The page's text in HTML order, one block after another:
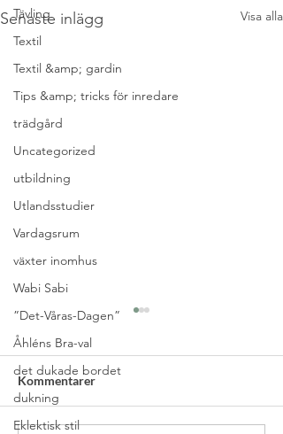
Tävling
Textil
Textil &amp; gardin
Tips &amp; tricks för inredare
trädgård
Uncategorized
utbildning
Utlandsstudier
Vardagsrum
växter inomhus
Wabi Sabi
”Det-Våras-Dagen”
Åhléns Bra-val
det dukade bordet
dukning
Eklektisk stil
Senaste inlägg Visa alla
Bagua-kartan
Kommentarer